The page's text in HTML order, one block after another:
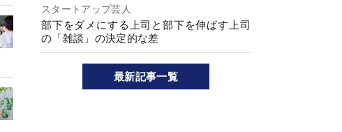
スタートアップ芸人
部下をダメにする上司と部下を伸ばす上司
の「雑談」の決定的な差
最新記事一覧